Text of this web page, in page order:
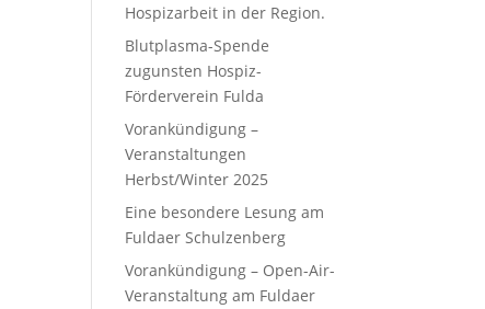
Hospizarbeit in der Region.
Blutplasma-Spende
zugunsten Hospiz-
Förderverein Fulda
Vorankündigung –
Veranstaltungen
Herbst/Winter 2025
Eine besondere Lesung am
Fuldaer Schulzenberg
Vorankündigung – Open-Air-
Veranstaltung am Fuldaer